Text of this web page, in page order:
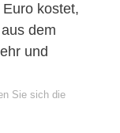
kostet,
dem
und
Sie sich die